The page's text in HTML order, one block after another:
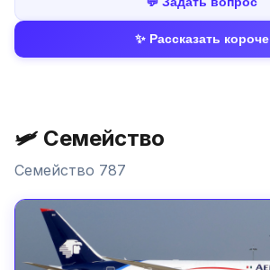
✨ Рассказать короче
🛩️ Семейство
Семейство 787